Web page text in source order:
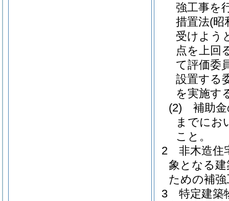
強工事を
措置法(昭
受けよう
点を上回
て評価委
設置する
を実施す
(2)
補助
までにお
こと。
2
非木造住
象となる
ための補
3
特定建築